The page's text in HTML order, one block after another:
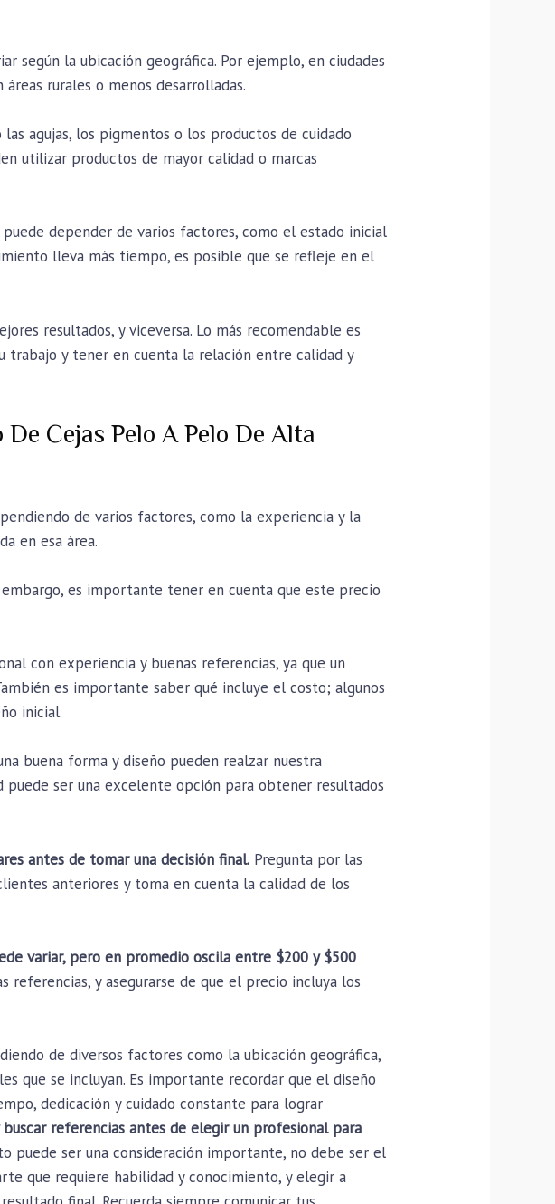
según la ubicación geográfica. Por ejemplo, en ciudades
rurales o menos desarrolladas.
agujas, los pigmentos o los productos de cuidado
utilizar productos de mayor calidad o marcas
depender de varios factores, como el estado inicial
lleva más tiempo, es posible que se refleje en el
resultados, y viceversa. Lo más recomendable es
trabajo y tener en cuenta la relación entre calidad y
Cejas Pelo A Pelo De Alta
de varios factores, como la experiencia y la
en esa área.
es importante tener en cuenta que este precio
con experiencia y buenas referencias, ya que un
es importante saber qué incluye el costo; algunos
inicial.
buena forma y diseño pueden realzar nuestra
ser una excelente opción para obtener resultados
antes de tomar una decisión final. Pregunta por las
anteriores y toma en cuenta la calidad de los
variar, pero en promedio oscila entre $200 y $500
y asegurarse de que el precio incluya los
de diversos factores como la ubicación geográfica,
que se incluyan. Es importante recordar que el diseño
dedicación y cuidado constante para lograr
referencias antes de elegir un profesional para
puede ser una consideración importante, no debe ser el
que requiere habilidad y conocimiento, y elegir a